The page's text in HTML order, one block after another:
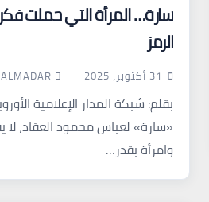
سارة… المرأة التي حملت
الرمز
31 أكتوبر، 2025 ALMADAR
بقلم: شبكة المدار الإعلامية
«سارة» لعباس محمود العقاد،
وامرأة بقدر…